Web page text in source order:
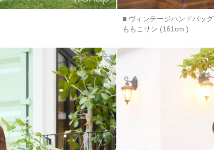
■ ヴィンテージハンドバッグ
ももこサン (161cm )